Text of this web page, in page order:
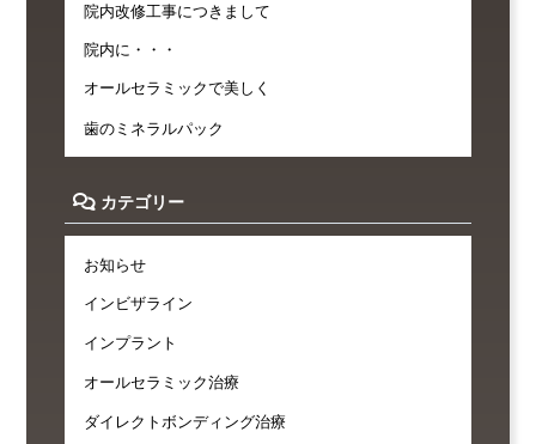
院内改修工事につきまして
院内に・・・
オールセラミックで美しく
歯のミネラルパック
カテゴリー
お知らせ
インビザライン
インプラント
オールセラミック治療
ダイレクトボンディング治療